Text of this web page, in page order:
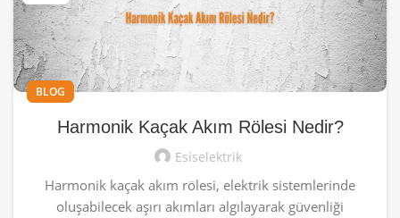
BLOG
Harmonik Kaçak Akım Rölesi Nedir?
Esiselektrik
Harmonik kaçak akım rölesi, elektrik sistemlerinde
oluşabilecek aşırı akımları algılayarak güvenliği